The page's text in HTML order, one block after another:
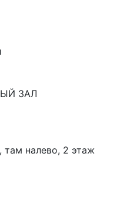
ЗАЛ
там налево, 2 этаж